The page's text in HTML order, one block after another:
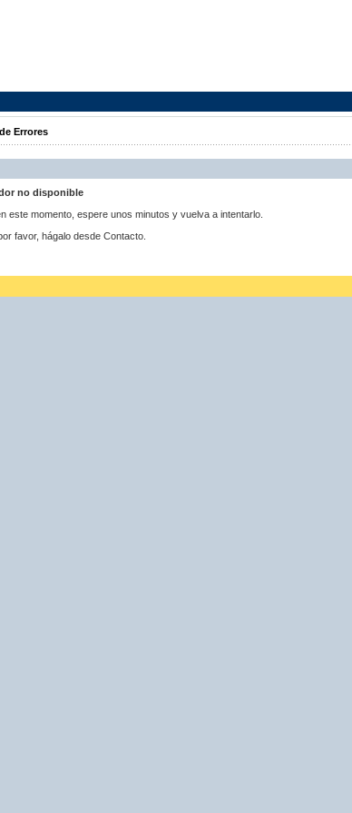
Errores
no disponible
este momento, espere unos minutos y vuelva a intentarlo.
favor, hágalo desde Contacto.